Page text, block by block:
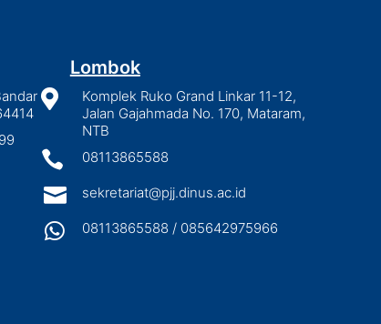
Lombok

Komplek Ruko Grand Linkar 11-12,
Jalan Gajahmada No. 170, Mataram,
NTB
 08113865588
 sekretariat@pjj.dinus.ac.id
 08113865588 / 085642975966